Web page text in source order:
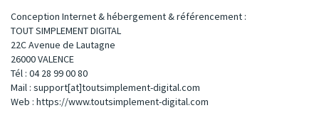
Conception Internet & hébergement & référencement :
TOUT SIMPLEMENT DIGITAL
22C Avenue de Lautagne
26000 VALENCE
Tél : 04 28 99 00 80
Mail : support[at]toutsimplement-digital.com
Web : https://www.toutsimplement-digital.com